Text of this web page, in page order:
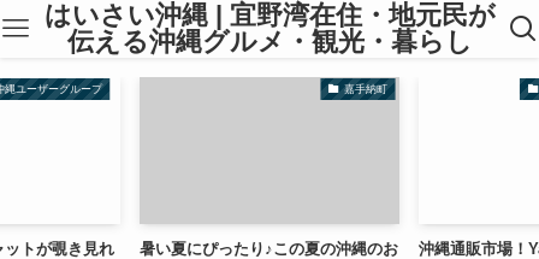
はいさい沖縄 | 宜野湾在住・地元民が
伝える沖縄グルメ・観光・暮らし
縄ユーザーグループ
トが覗き見れ
嘉手納町
暑い夏にぴったり♪この夏の沖縄のお
沖縄通販市場！